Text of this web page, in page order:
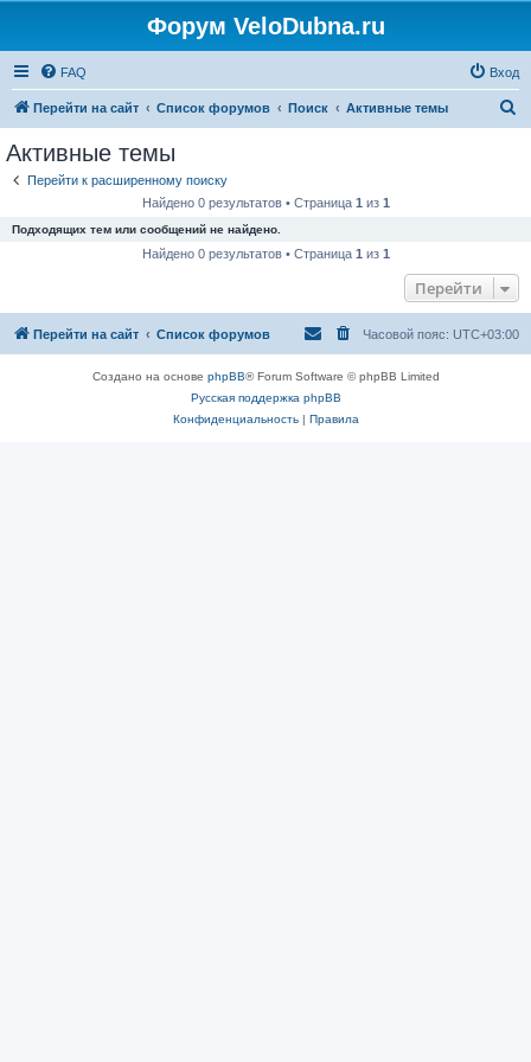
Форум VeloDubna.ru
FAQ Вход
Перейти на сайт Список форумов Поиск Активные темы
Активные темы
Перейти к расширенному поиску
Найдено 0 результатов • Страница 1 из 1
Подходящих тем или сообщений не найдено.
Найдено 0 результатов • Страница 1 из 1
Перейти
Перейти на сайт Список форумов Часовой пояс: UTC+03:00
Создано на основе phpBB® Forum Software © phpBB Limited
Русская поддержка phpBB
Конфиденциальность| Правила